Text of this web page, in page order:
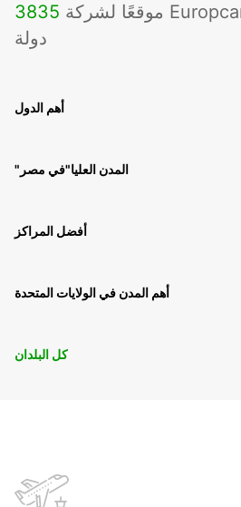
3835
دولة
أهم الدول
"المدن العليا"في مصر
أفضل المراكز
أهم المدن في الولايات المتحدة
كل البلدان